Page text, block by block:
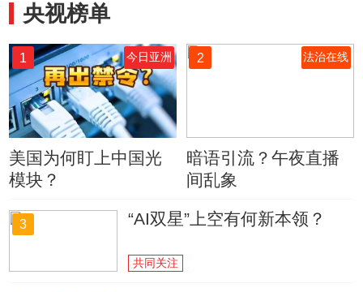
央视榜单
1 今日亚洲
美国为何盯上中国光
模块？
2 法治在线
暗语引流？午夜直播
间乱象
3 “AI双星”上空有何新本领？
共同关注